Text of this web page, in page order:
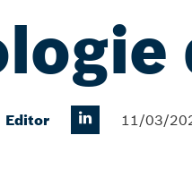
Editor 11/03/